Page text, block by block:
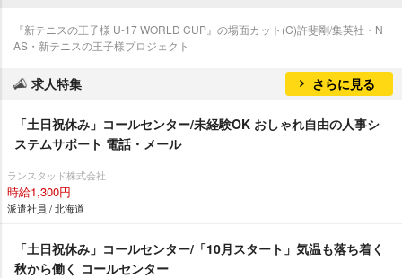
『新テニスの王子様 U-17 WORLD CUP』の場面カット(C)許斐剛/集英社・N
AS・新テニスの王子様プロジェクト
求人特集 さらに見る
「土日祝休み」コールセンター/未経験OK おしゃれ自由の人事シ
ステムサポート 電話・メール
ランスタッド株式会社
時給1,300円
派遣社員 / 北海道
「土日祝休み」コールセンター/「10月スタート」気温も落ち着く
秋から働く コールセンター